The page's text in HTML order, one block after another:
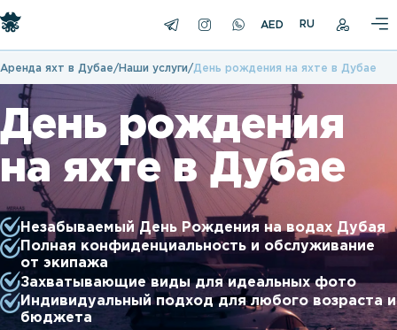
RU
Аренда яхт в Дубае Наши услуги День рождения на яхте в Дубае
День рождения
на яхте в Дубае
Незабываемый День Рождения на водах Дубая
Полная конфиденциальность и обслуживание
от экипажа
Захватывающие виды для идеальных фото
Индивидуальный подход для любого возраста и
бюджета